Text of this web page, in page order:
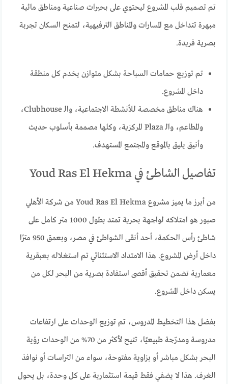
تم تصميم قلب المشروع ليحتوي على بحيرات صناعية ومناطق مائية
مبهرة تتداخل مع المسارات والمناطق الترفيهية، لتمنح السكان تجربة
بصرية فريدة.
تم توزيع حمامات السباحة بشكل متوازن يخدم كل منطقة
داخل المشروع.
هناك مناطق مخصصة للأنشطة الاجتماعية، والـ Clubhouse،
والمطاعم، والـ Plaza المركزية، وكلها مصممة بأسلوب حديث
وأنيق يليق بالموقع والمجتمع المستهدف.
تفاصيل الشاطئ في Youd Ras El Hekma
من أبرز ما يميز مشروع Youd Ras El Hekma من شركة الأهلي
صبور هو امتلاكه لواجهة بحرية تمتد بطول 1000 متر كامل على
شاطئ رأس الحكمة، أحد أنقى الشواطئ في مصر، وبعمق 950 مترًا
داخل أرض المشروع. هذا الامتداد الاستثنائي تم استغلاله بعبقرية
معمارية تضمن تحقيق أقصى استفادة بصرية من البحر لكل من
يسكن داخل المشروع.
بفضل هذا التخطيط المدروس، تم توزيع الوحدات على ارتفاعات
مدروسة ومدرّجة طبيعيًا، تتيح لأكثر من 70% من الوحدات رؤية
البحر بشكل مباشر أو بزاوية مفتوحة، سواء من التراسات أو نوافذ
الغرف. هذا لا يضفي فقط قيمة استثمارية على كل وحدة، بل يحول